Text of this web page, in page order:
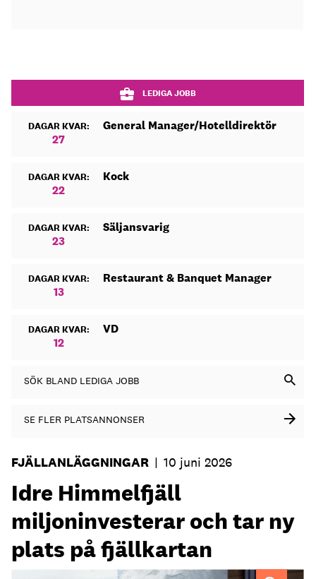
LEDIGA JOBB
DAGAR KVAR:
27
General Manager/Hotelldirektör
DAGAR KVAR:
22
Kock
DAGAR KVAR:
23
Säljansvarig
DAGAR KVAR:
13
Restaurant & Banquet Manager
DAGAR KVAR:
12
VD
SÖK BLAND LEDIGA JOBB
SE FLER PLATSANNONSER
FJÄLLANLÄGGNINGAR | 10 juni 2026
Idre Himmelfjäll
miljoninvesterar och tar ny
plats på fjällkartan